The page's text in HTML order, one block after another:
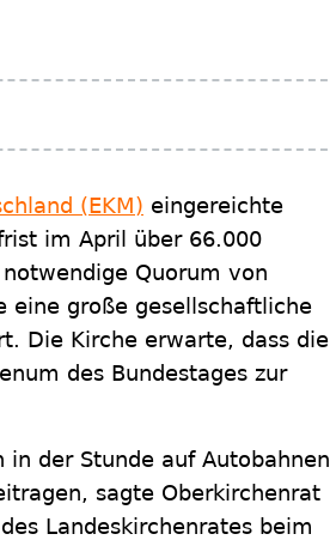
(EKM) eingereichte
im April über 66.000
Quorum von
eine große gesellschaftliche
Die Kirche erwarte, dass die
des Bundestages zur
der Stunde auf Autobahnen
sagte Oberkirchenrat
Landeskirchenrates beim